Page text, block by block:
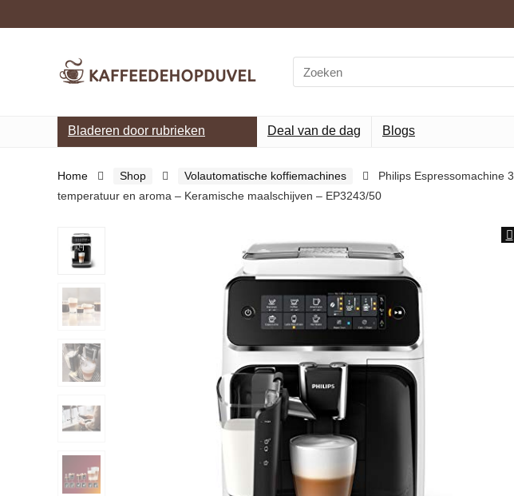
Search
for:
Bladeren door rubrieken Deal van de dag Blogs
Home Shop Volautomatische koffiemachines
Philips Espressomachine
temperatuur en aroma – Keramische maalschijven – EP3243/50